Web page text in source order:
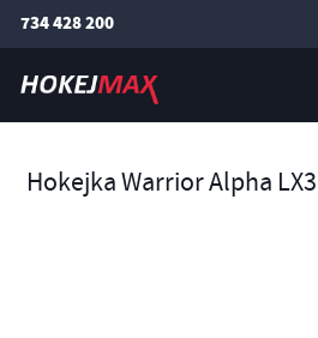
734 428 200
Hokejka Warrior Alpha